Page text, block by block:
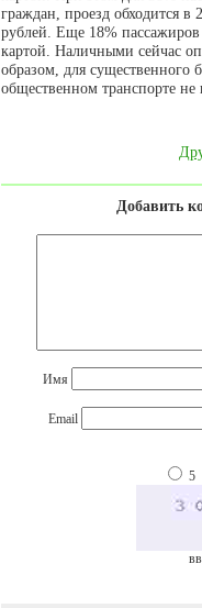
граждан, проезд обходится в
рублей. Еще 18% пассажиров
картой. Наличными сейчас
образом, для существенного
общественном транспорте не
Добавить
Имя
Email
5